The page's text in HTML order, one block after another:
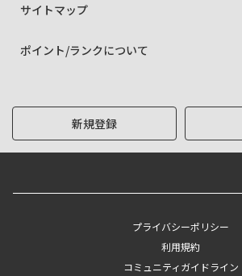
サイトマップ
ポイント/ランクについて
新規登録
プライバシーポリシー
利用規約
コミュニティガイドライン